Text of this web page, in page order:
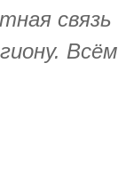
связь
Всём